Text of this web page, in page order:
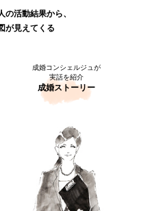
の活動結果から、
が見えてくる
成婚コンシェルジュが
実話を紹介
成婚ストーリー